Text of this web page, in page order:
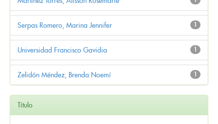
1
Serpas Romero, Marina Jennifer
1
Universidad Francisco Gavidia
1
Zelidón Méndez, Brenda Noemí
Título